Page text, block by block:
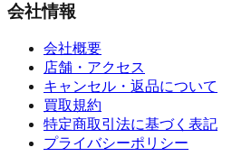
会社情報
会社概要
店舗・アクセス
キャンセル・返品について
買取規約
特定商取引法に基づく表記
プライバシーポリシー